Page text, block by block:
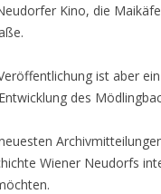
Kino, die
ist aber
des
Wiener Neudorfs